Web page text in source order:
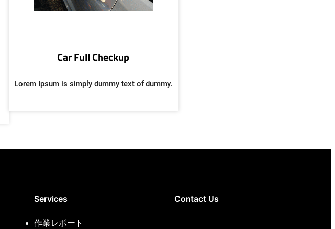
Car Full Checkup
Lorem Ipsum is simply dummy text of dummy.
Services
作業レポート
Contact Us